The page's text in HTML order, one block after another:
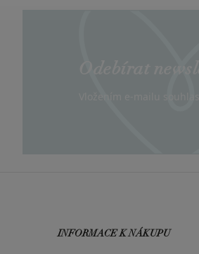
INFORMACE K NÁKUPU